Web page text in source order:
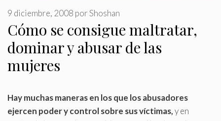
Cómo se consigue maltratar,
dominar y abusar de las
mujeres
9 diciembre, 2008 porShoshan
Hay muchas maneras en los que los abusadores
ejercen poder y control sobre sus víctimas,y en